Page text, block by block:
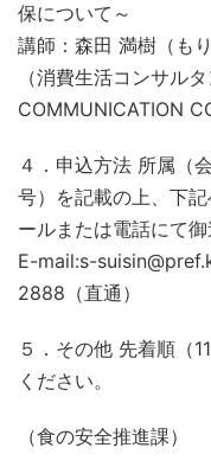
保について～
講師：森田 満樹（も
（消費生活コンサル
COMMUNICATION
４．申込方法 所属（
号）を記載の上、下記
ールまたは電話にて御
E-mail:s-
2888（直通）
５．その他 先着順（
ください。
（食の安全推進課）